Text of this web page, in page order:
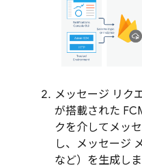
メッセージ リク
が搭載された
クを介してメッ
し、メッセージ
など）を生成しま